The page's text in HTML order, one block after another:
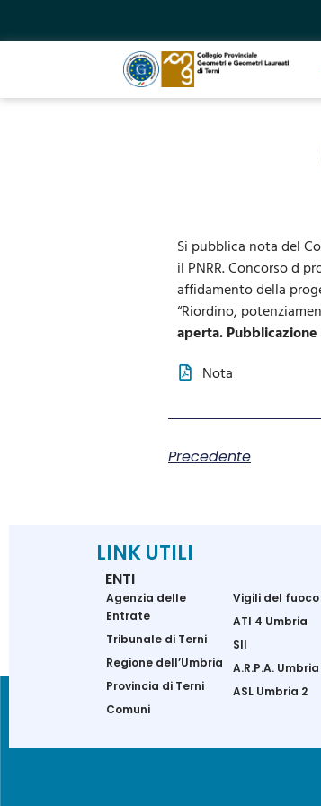
Si pubblica nota del
il PNRR.Concorso d
affidamento della
“Riordino,
aperta.
Nota
Precedente
LINK UTILI
ENTI
Agenzia delle
Entrate
Tribunale di Terni
Regione dell’Umbria
Provincia di Terni
Comuni
Vigili del fuoco
ATI 4 Umbria
SII
A.R.P.A. Umbria
ASL Umbria 2